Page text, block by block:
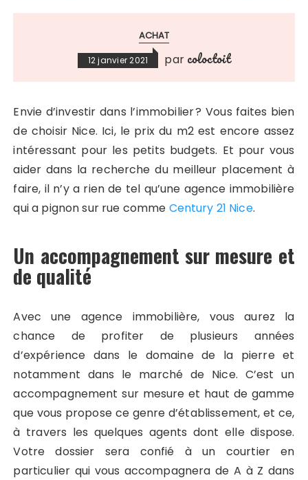
ACHAT
12 janvier 2021 par coloctoit
Envie d’investir dans l’immobilier ? Vous faites bien
de choisir Nice. Ici, le prix du m2 est encore assez
intéressant pour les petits budgets. Et pour vous
aider dans la recherche du meilleur placement à
faire, il n’y a rien de tel qu’une agence immobilière
qui a pignon sur rue comme Century 21 Nice.
Un accompagnement sur mesure et
de qualité
Avec une agence immobilière, vous aurez la
chance de profiter de plusieurs années
d’expérience dans le domaine de la pierre et
notamment dans le marché de Nice. C’est un
accompagnement sur mesure et haut de gamme
que vous propose ce genre d’établissement, et ce,
à travers les quelques agents dont elle dispose.
Votre dossier sera confié à un courtier en
particulier qui vous accompagnera de A à Z dans